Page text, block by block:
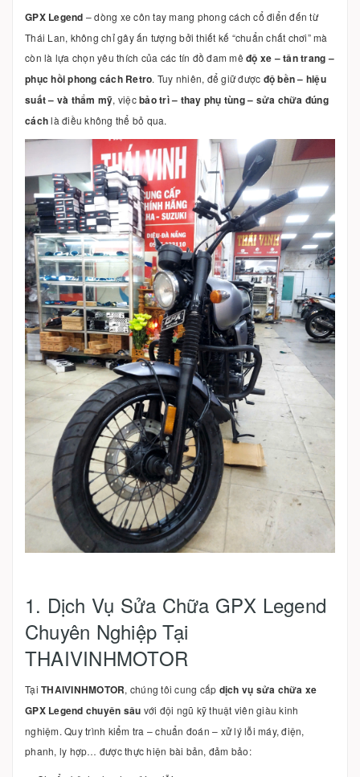
GPX Legend – dòng xe côn tay mang phong cách cổ điển đến từ
Thái Lan, không chỉ gây ấn tượng bởi thiết kế “chuẩn chất chơi” mà
còn là lựa chọn yêu thích của các tín đồ đam mê độ xe – tân trang –
phục hồi phong cách Retro. Tuy nhiên, để giữ được độ bền – hiệu
suất – và thẩm mỹ, việcbảo trì – thay phụ tùng – sửa chữa đúng
cáchlà điều không thể bỏ qua.
1. Dịch Vụ Sửa Chữa GPX Legend
Chuyên Nghiệp Tại
THAIVINHMOTOR
Tại THAIVINHMOTOR, chúng tôi cung cấp dịch vụ sửa chữa xe
GPX Legend chuyên sâu với đội ngũ kỹ thuật viên giàu kinh
nghiệm. Quy trình kiểm tra – chuẩn đoán – xử lý lỗi máy, điện,
phanh, ly hợp… được thực hiện bài bản, đảm bảo: